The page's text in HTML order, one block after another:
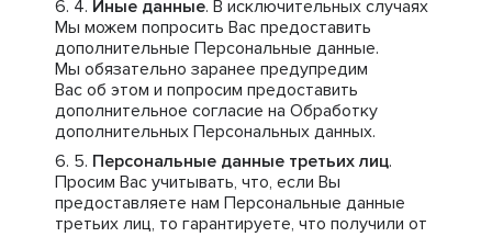
Иные данные. В исключительных случаях
Мы можем попросить Вас предоставить
дополнительные Персональные данные.
Мы обязательно заранее предупредим
Вас об этом и попросим предоставить
дополнительное согласие на Обработку
дополнительных Персональных данных.
Персональные данные третьих лиц.
Просим Вас учитывать, что, если Вы
предоставляете нам Персональные данные
третьих лиц, то гарантируете, что получили от